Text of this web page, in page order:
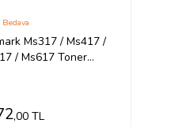
Ms317 / Ms417 /
/ Ms617 Toner
Bedava
,00 TL